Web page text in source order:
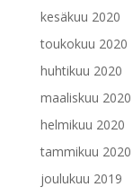
kesäkuu 2020
toukokuu 2020
huhtikuu 2020
maaliskuu 2020
helmikuu 2020
tammikuu 2020
joulukuu 2019